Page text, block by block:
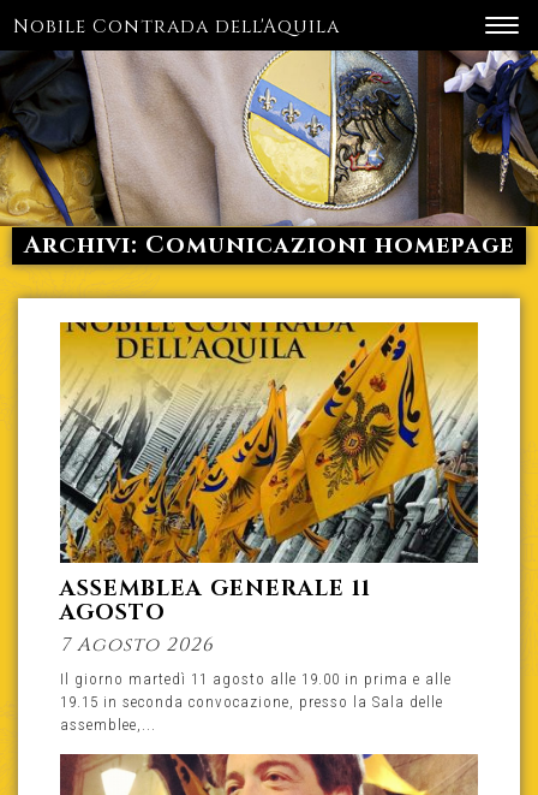
Nobile Contrada dell'Aquila
Archivi: Comunicazioni homepage
ASSEMBLEA GENERALE 11
AGOSTO
7 Agosto 2026
Il giorno martedì 11 agosto alle 19.00 in prima e alle
19.15 in seconda convocazione, presso la Sala delle
assemblee,...